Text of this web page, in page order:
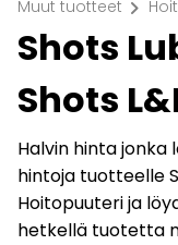
Muut tuotteet chevron_right
Shots
Shots
Halvin hinta jonka
hintoja tuotteelle
Hoitopuuteri ja
hetkellä tuotetta